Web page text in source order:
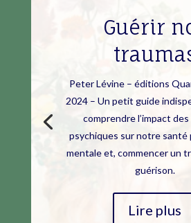
Guérir
Peter Lévine – éditions
2024 – Un petit guide
comprendre l’impact
psychiques sur notre santé
mentale et, commencer un
guérison.
Lire plus